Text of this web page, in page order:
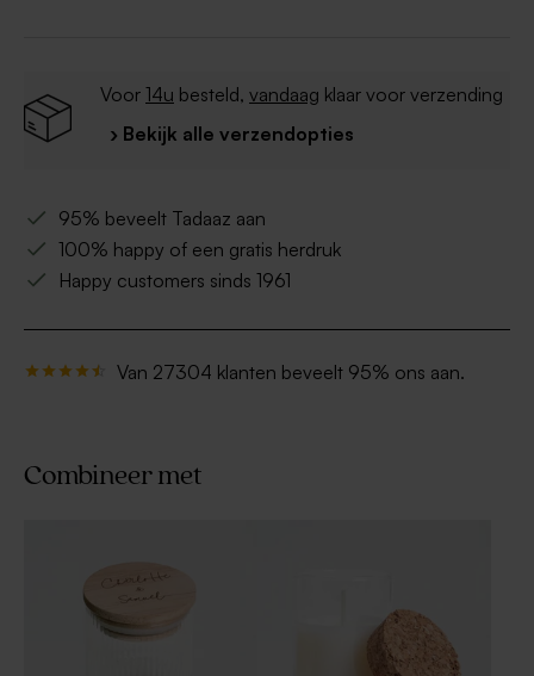
Voor 14u besteld, vandaag klaar voor verzending
› Bekijk alle verzendopties
95% beveelt Tadaaz aan
100% happy of een gratis herdruk
Happy customers sinds 1961
Van 27304 klanten beveelt 95% ons aan.
Combineer met